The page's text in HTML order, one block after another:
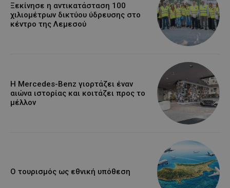
Ξεκίνησε η αντικατάσταση 100
χιλιομέτρων δικτύου ύδρευσης στο
κέντρο της Λεμεσού
Η Mercedes-Benz γιορτάζει έναν
αιώνα ιστορίας και κοιτάζει προς το
μέλλον
Ο τουρισμός ως εθνική υπόθεση